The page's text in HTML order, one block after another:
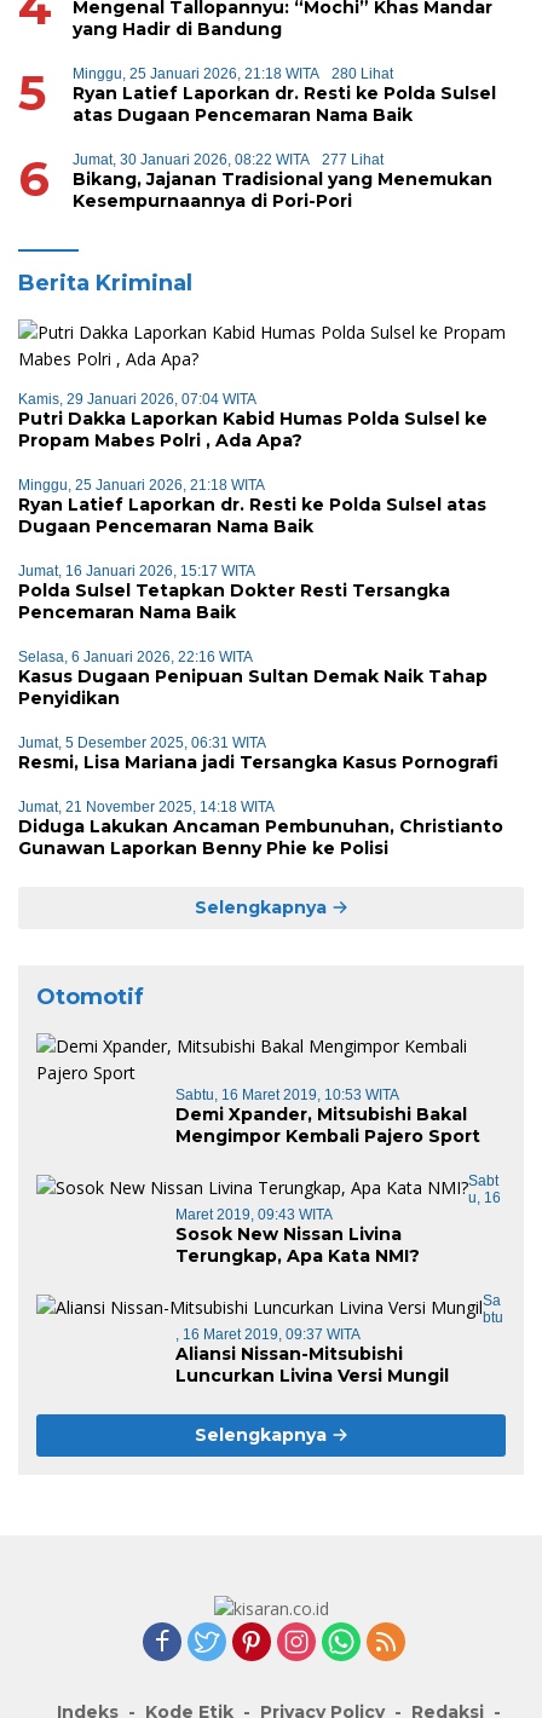
Mengenal Tallopannyu: “Mochi” Khas Mandar
yang Hadir di Bandung
5 Minggu, 25 Januari 2026, 21:18 WITA 280 Lihat
Ryan Latief Laporkan dr. Resti ke Polda Sulsel
atas Dugaan Pencemaran Nama Baik
6 Jumat, 30 Januari 2026, 08:22 WITA 277 Lihat
Bikang, Jajanan Tradisional yang Menemukan
Kesempurnaannya di Pori-Pori
Berita Kriminal
Kamis, 29 Januari 2026, 07:04 WITA
Putri Dakka Laporkan Kabid Humas Polda Sulsel ke
Propam Mabes Polri , Ada Apa?
Minggu, 25 Januari 2026, 21:18 WITA
Ryan Latief Laporkan dr. Resti ke Polda Sulsel atas
Dugaan Pencemaran Nama Baik
Jumat, 16 Januari 2026, 15:17 WITA
Polda Sulsel Tetapkan Dokter Resti Tersangka
Pencemaran Nama Baik
Selasa, 6 Januari 2026, 22:16 WITA
Kasus Dugaan Penipuan Sultan Demak Naik Tahap
Penyidikan
Jumat, 5 Desember 2025, 06:31 WITA
Resmi, Lisa Mariana jadi Tersangka Kasus Pornografi
Jumat, 21 November 2025, 14:18 WITA
Diduga Lakukan Ancaman Pembunuhan, Christianto
Gunawan Laporkan Benny Phie ke Polisi
Selengkapnya
Otomotif
Sabtu, 16 Maret 2019, 10:53 WITA
Demi Xpander, Mitsubishi Bakal
Mengimpor Kembali Pajero Sport
Sabt
U, 16
Maret 2019, 09:43 WITA
Sosok New Nissan Livina
Terungkap, Apa Kata NMI?
Sa
Btu
, 16 Maret 2019, 09:37 WITA
Aliansi Nissan-Mitsubishi
Luncurkan Livina Versi Mungil
Selengkapnya
Indeks Kode Etik Privacy Policy Redaksi